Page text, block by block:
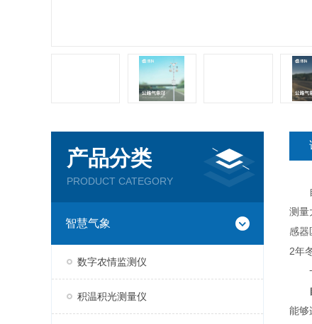
产品分类
PRODUCT CATEGORY
智慧气象
数字农情监测仪
积温积光测量仪
自
测量
感器
2年
一
能够